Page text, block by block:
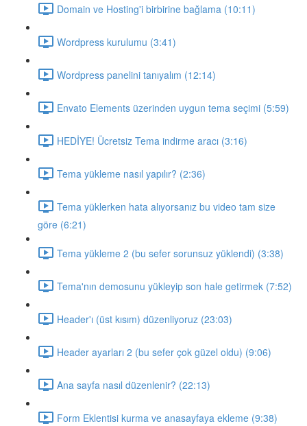
Domain ve Hosting'i birbirine bağlama (10:11)
Wordpress kurulumu (3:41)
Wordpress panelini tanıyalım (12:14)
Envato Elements üzerinden uygun tema seçimi (5:59)
HEDİYE! Ücretsiz Tema indirme aracı (3:16)
Tema yükleme nasıl yapılır? (2:36)
Tema yüklerken hata alıyorsanız bu video tam size
göre (6:21)
Tema yükleme 2 (bu sefer sorunsuz yüklendi) (3:38)
Tema'nın demosunu yükleyip son hale getirmek (7:52)
Header'ı (üst kısım) düzenliyoruz (23:03)
Header ayarları 2 (bu sefer çok güzel oldu) (9:06)
Ana sayfa nasıl düzenlenir? (22:13)
Form Eklentisi kurma ve anasayfaya ekleme (9:38)